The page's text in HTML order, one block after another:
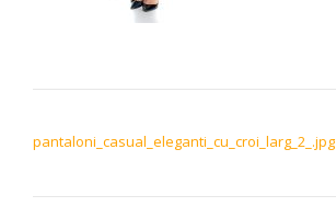
pantaloni_casual_eleganti_cu_croi_larg_2_.jpg